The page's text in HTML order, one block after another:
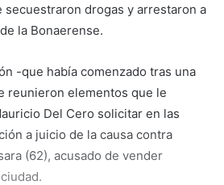
secuestraron drogas y arrestaron a
la Bonaerense.
-que había comenzado tras una
reunieron elementos que le
Del Cero solicitar en las
a juicio de la causa contra
(62), acusado de vender